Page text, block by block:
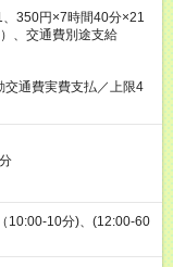
350円×7時間40分×21
、交通費別途支給
交通費実費支払／上限4
10:00-10分)、(12:00-60